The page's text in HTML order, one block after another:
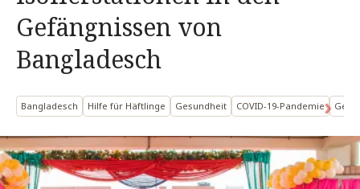
Gefängnissen von
Bangladesch
Bangladesch Hilfe für Häftlinge Gesundheit COVID-19-Pandemie